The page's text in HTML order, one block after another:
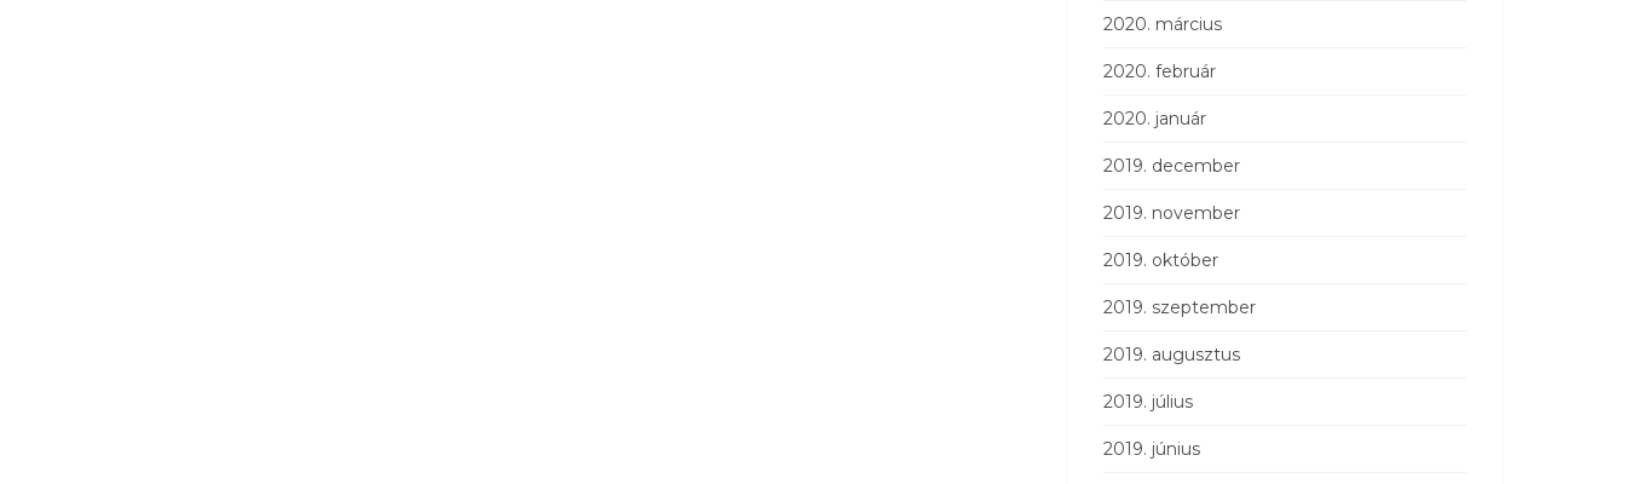
2020. március
2020. február
2020. január
2019. december
2019. november
2019. október
2019. szeptember
2019. augusztus
2019. július
2019. június